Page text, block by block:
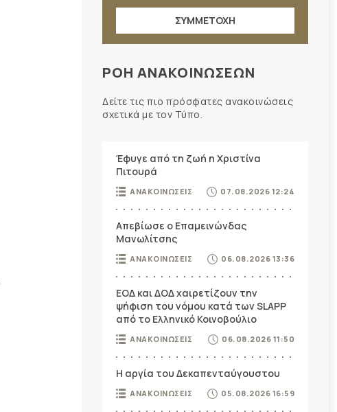
ΣΥΜΜΕΤΟΧΗ
ΡΟΗ ΑΝΑΚΟΙΝΩΣΕΩΝ
Δείτε τις πιο πρόσφατες ανακοινώσεις
σχετικά με τον Τύπο.
Έφυγε από τη ζωή η Χριστίνα
Πιτουρά
ΑΝΑΚΟΙΝΩΣΕΙΣ 07.08.2026 12:24
Απεβίωσε ο Επαμεινώνδας
Μανωλίτσης
ΑΝΑΚΟΙΝΩΣΕΙΣ 06.08.2026 13:36
ΕΟΔ και ΔΟΔ χαιρετίζουν την
ψήφιση του νόμου κατά των SLAPP
από το Ελληνικό Κοινοβούλιο
ΑΝΑΚΟΙΝΩΣΕΙΣ 06.08.2026 11:50
Η αργία του Δεκαπενταύγουστου
ΑΝΑΚΟΙΝΩΣΕΙΣ 05.08.2026 16:59